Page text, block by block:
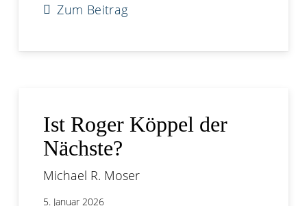
Zum Beitrag
Ist Roger Köppel der
Nächste?
Michael R. Moser
5. Januar 2026